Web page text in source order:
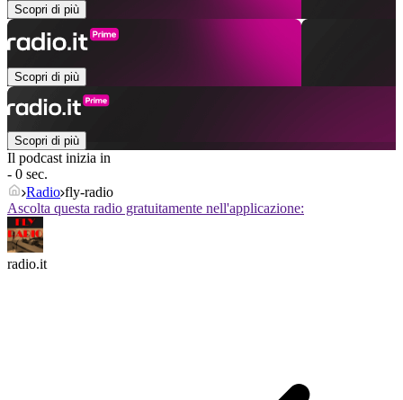
Scopri di più
Scopri di più
Scopri di più
Il podcast inizia in
- 0 sec.
Radio fly-radio
Ascolta questa radio gratuitamente nell'applicazione:
radio.it